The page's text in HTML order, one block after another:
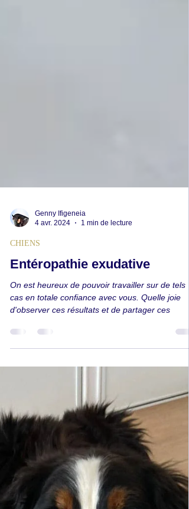
Genny Ifigeneia
4 avr. 2024
1 min de lecture
CHIENS
Entéropathie exudative
On est heureux de pouvoir travailler sur de tels